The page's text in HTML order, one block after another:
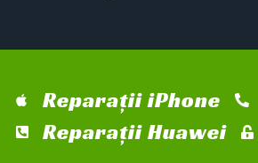
Reparații iPhone
Reparații Huawei